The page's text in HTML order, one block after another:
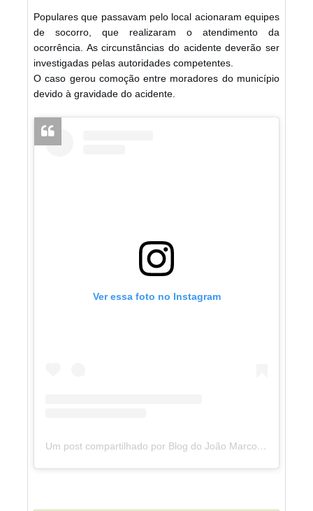
Populares que passavam pelo local acionaram equipes
de socorro, que realizaram o atendimento da
ocorrência. As circunstâncias do acidente deverão ser
investigadas pelas autoridades competentes.
O caso gerou comoção entre moradores do município
devido à gravidade do acidente.
Ver essa foto no Instagram
Um post compartilhado por Blog do João Marcolino (@blogdojoaomarcolino)